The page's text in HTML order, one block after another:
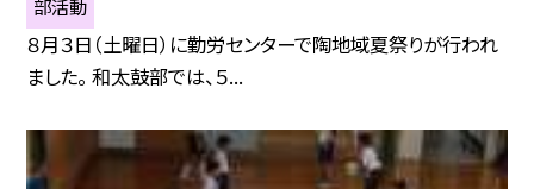
部活動
８月３日（土曜日）に勤労センターで陶地域夏祭りが行われ
ました。 和太鼓部では、５...